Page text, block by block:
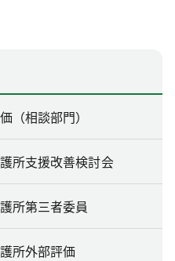
（相談部門）
所支援改善検討会
所第三者委員
所外部評価